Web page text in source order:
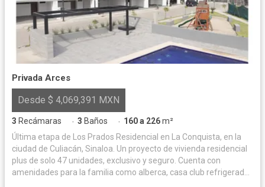
Privada Arces
Desde $ 4,069,391 MXN
3 Recámaras · 3 Baños · 160 a 226m²
Última etapa de Los Prados Residencial en La Conquista, en la
ciudad de Culiacán, Sinaloa. Un proyecto de vivienda residencial
plus de solo 47 unidades, exclusivo y seguro. Cuenta con
amenidades para la familia como alberca, casa club refrigerada,